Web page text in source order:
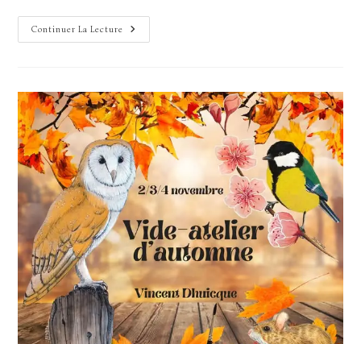
Continuer La Lecture
1ère
Expo